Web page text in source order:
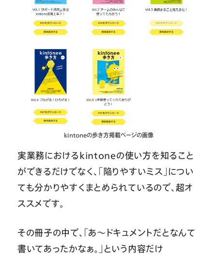
kintoneの歩き方掲載ページの画像
実業務におけるkintoneの使い方を知ること
ができるだけでなく、「陥りやすいミス」につい
ても分かりやすくまとめられているので、超オ
ススメです。
その冊子の中で、「あ～ドキュメントだとなんて
書いてあったかなぁ。」という内容だけ